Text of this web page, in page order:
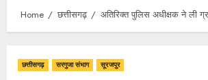
Home छत्तीसगढ़ अतिरिक्त पुलिस अधीक्षक ने ली
छत्तीसगढ़ सरगुजा संभाग सूरजपुर